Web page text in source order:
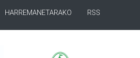
HARREMANETARAKO RSS